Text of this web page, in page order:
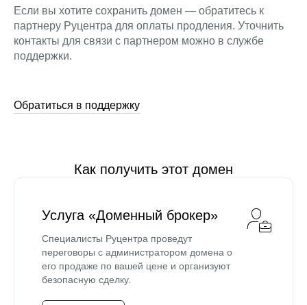
Если вы хотите сохранить домен — обратитесь к
партнеру Руцентра для оплаты продления. Уточнить
контакты для связи с партнером можно в службе
поддержки.
Обратиться в поддержку
Как получить этот домен
Услуга «Доменный брокер»
Специалисты Руцентра проведут
переговоры с администратором домена о
его продаже по вашей цене и организуют
безопасную сделку.